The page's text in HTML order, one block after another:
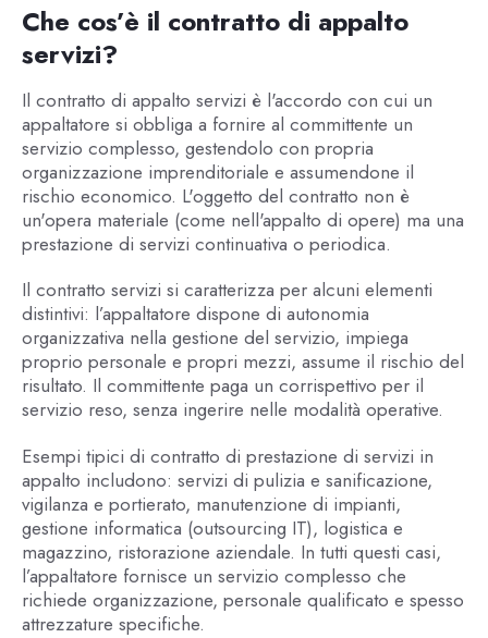
Che cos’è il contratto di appalto
servizi?
Il contratto di appalto servizi è l'accordo con cui un
appaltatore si obbliga a fornire al committente un
servizio complesso, gestendolo con propria
organizzazione imprenditoriale e assumendone il
rischio economico. L'oggetto del contratto non è
un'opera materiale (come nell'appalto di opere) ma una
prestazione di servizi continuativa o periodica.
Il contratto servizi si caratterizza per alcuni elementi
distintivi: l’appaltatore dispone di autonomia
organizzativa nella gestione del servizio, impiega
proprio personale e propri mezzi, assume il rischio del
risultato. Il committente paga un corrispettivo per il
servizio reso, senza ingerire nelle modalità operative.
Esempi tipici di contratto di prestazione di servizi in
appalto includono: servizi di pulizia e sanificazione,
vigilanza e portierato, manutenzione di impianti,
gestione informatica (outsourcing IT), logistica e
magazzino, ristorazione aziendale. In tutti questi casi,
l’appaltatore fornisce un servizio complesso che
richiede organizzazione, personale qualificato e spesso
attrezzature specifiche.